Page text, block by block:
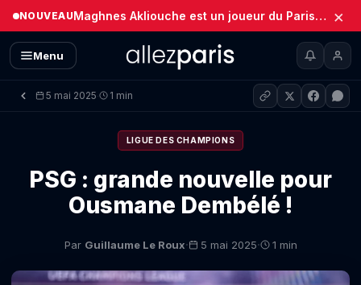
NOUVEAU Maghnes Akliouche est un joueur du Paris Saint-Germain (Officiel) ×
Menu
5 mai 2025· 1 min
LIGUE DES CHAMPIONS
PSG : grande nouvelle pour
Ousmane Dembélé !
Par Guillaume Le Roux· 5 mai 2025· 1 min